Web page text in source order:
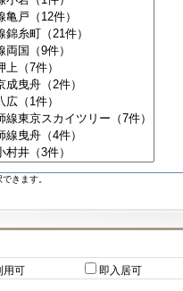
きます。
可
即入居可